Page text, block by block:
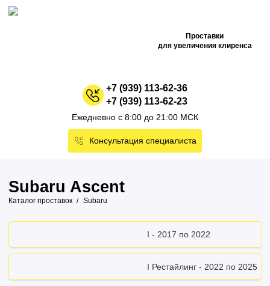
Проставки
для увеличения клиренса
+7 (939) 113-62-36
+7 (939) 113-62-23
Ежедневно с 8:00 до 21:00 МСК
Консультация специалиста
Subaru Ascent
Каталог проставок Subaru
I - 2017 по 2022
I Рестайлинг - 2022 по 2025